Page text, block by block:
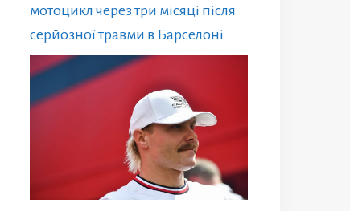
мотоцикл через три місяці після
серйозної травми в Барселоні